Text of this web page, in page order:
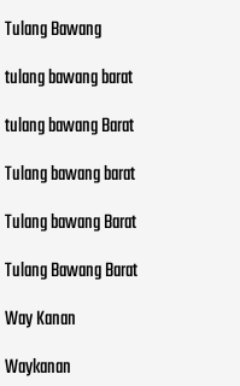
Tulang Bawang
tulang bawang barat
tulang bawang Barat
Tulang bawang barat
Tulang bawang Barat
Tulang Bawang Barat
Way Kanan
Waykanan